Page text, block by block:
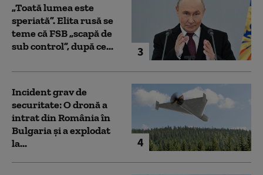
3
„Toată lumea este
speriată”. Elita rusă se
teme că FSB „scapă de
sub control”, după ce...
4
Incident grav de
securitate: O dronă a
intrat din România în
Bulgaria şi a explodat
la...